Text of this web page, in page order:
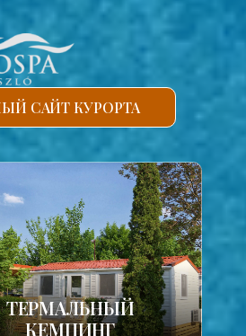
САЙТ КУРОРТА
ТЕРМАЛЬНЫЙ
КЕМПИНГ